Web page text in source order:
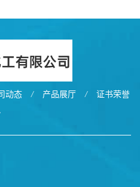
动态 / 产品展厅 / 证书荣誉